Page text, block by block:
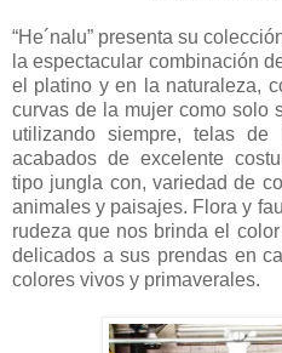
“He´nalu” presenta su
la espectacular combinación
el platino y en la naturaleza,
curvas de la mujer como solo
utilizando siempre, telas
acabados de excelente
tipo jungla con, variedad de
animales y paisajes. Flora y
rudeza que nos brinda el
delicados a sus prendas en
colores vivos y primaverales.